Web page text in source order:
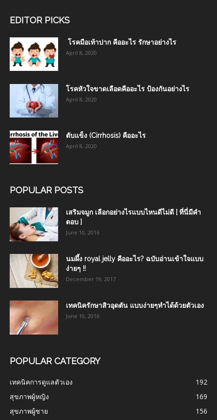
EDITOR PICKS
โรคมือเท้าปาก คืออะไร รักษาอย่างไร
April 8, 2020
โรคหัวใจขาดเลือดคืออะไร ป้องกันอย่างไร
April 8, 2020
ตับแข็ง (Cirrhosis) คืออะไร
April 8, 2020
POPULAR POSTS
เสริมจมูก เลือกอย่างไรแบบไหนดีไม่ดี [ ที่นี่มีคำ
ตอบ ]
June 10, 2016
นมผึ้ง royal jelly คืออะไร? ฉบับอ่านเข้าใจแบบ
ง่ายๆ !!
December 19, 2017
เทคนิครักษาสิวอุดตัน แบบง่ายๆทำได้ด้วยตัวเอง
June 10, 2016
POPULAR CATEGORY
เทคนิคการดูแลตัวเอง
192
สุขภาพผู้หญิง
169
สุขภาพผู้ชาย
156